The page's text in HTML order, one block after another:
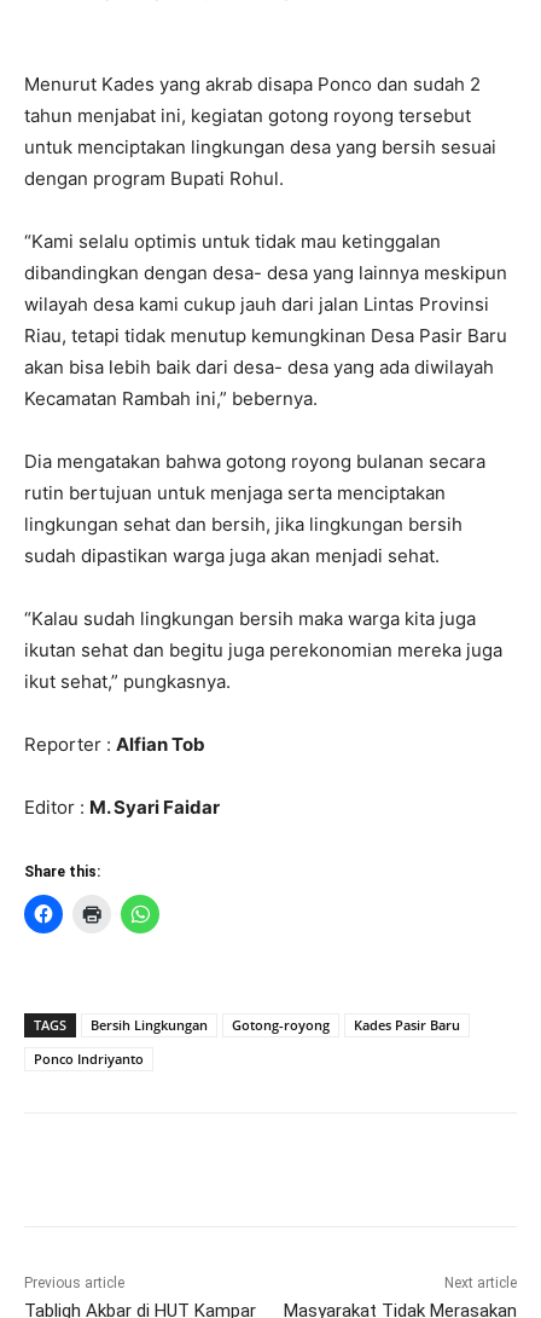
Menurut Kades yang akrab disapa Ponco dan sudah 2
tahun menjabat ini, kegiatan gotong royong tersebut
untuk menciptakan lingkungan desa yang bersih sesuai
dengan program Bupati Rohul.
“Kami selalu optimis untuk tidak mau ketinggalan
dibandingkan dengan desa- desa yang lainnya meskipun
wilayah desa kami cukup jauh dari jalan Lintas Provinsi
Riau, tetapi tidak menutup kemungkinan Desa Pasir Baru
akan bisa lebih baik dari desa- desa yang ada diwilayah
Kecamatan Rambah ini,” bebernya.
Dia mengatakan bahwa gotong royong bulanan secara
rutin bertujuan untuk menjaga serta menciptakan
lingkungan sehat dan bersih, jika lingkungan bersih
sudah dipastikan warga juga akan menjadi sehat.
“Kalau sudah lingkungan bersih maka warga kita juga
ikutan sehat dan begitu juga perekonomian mereka juga
ikut sehat,” pungkasnya.
Reporter : Alfian Tob
Editor : M. Syari Faidar
Share this:
TAGS Bersih Lingkungan Gotong-royong
Kades Pasir Baru
Ponco Indriyanto
Previous article
Tabligh Akbar di HUT Kampar
Next article
Masyarakat Tidak Merasakan